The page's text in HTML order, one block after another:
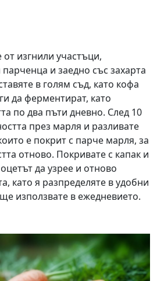
изгнили участъци,
и заедно със захарта
в голям съд, като кофа
да ферментират, като
по два пъти дневно. След 10
през марля и разливате
е покрит с парче марля, за
отново. Покривате с капак и
да узрее и отново
като я разпределяте в удобни
използвате в ежедневието.